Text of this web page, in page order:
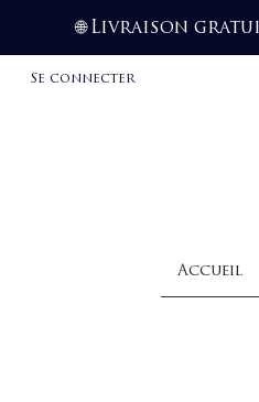
🌐 Livraison
Se connecter
Accueil